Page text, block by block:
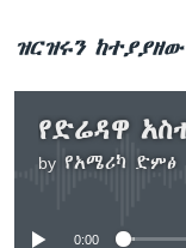
ዝርዝሩን
by የአሜሪካ ድምፅ
No
0:00